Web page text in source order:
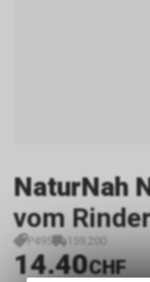
NaturNah
vom
P495 159.200
14.40CHF